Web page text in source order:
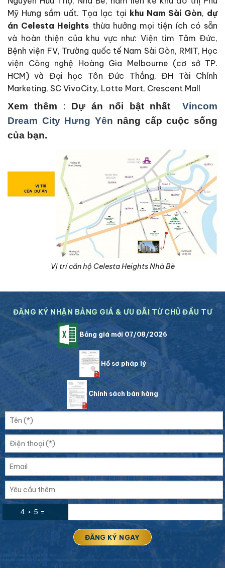
Mỹ Hưng sầm uất. Tọa lạc tại khu Nam Sài Gòn, dự
án Celesta Heights thừa hưởng mọi tiện ích có sẵn
và hoàn thiện của khu vực như: Viện tim Tâm Đức,
Bệnh viện FV, Trường quốc tế Nam Sài Gòn, RMIT, Học
viện Công nghệ Hoàng Gia Melbourne (cơ sở TP.
HCM) và Đại học Tôn Đức Thắng, ĐH Tài Chính
Marketing, SC VivoCity, Lotte Mart, Crescent Mall
Xem thêm : Dự án nổi bật nhấtVincom
Dream City Hưng Yên nâng cấp cuộc sống
của bạn.
Vị trí căn hộ Celesta Heights Nhà Bè
ĐĂNG KÝ NHẬN BẢNG GIÁ & ƯU ĐÃI TỪ CHỦ ĐẦU TƯ
Bảng giá mới 07/08/2026
Hồ sơ pháp lý
Chính sách bán hàng
4 + 5 =